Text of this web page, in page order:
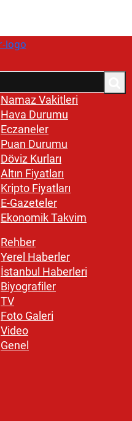
Namaz Vakitleri
Hava Durumu
Eczaneler
Puan Durumu
Döviz Kurları
Altın Fiyatları
Kripto Fiyatları
E-Gazeteler
Ekonomik Takvim
Rehber
Yerel Haberler
İstanbul Haberleri
Biyografiler
TV
Foto Galeri
Video
Genel